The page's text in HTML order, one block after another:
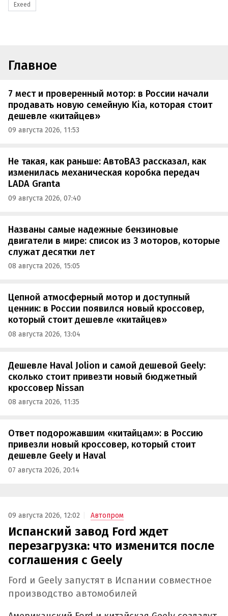
Exeed
Главное
7 мест и проверенный мотор: в России начали
продавать новую семейную Kia, которая стоит
дешевле «китайцев»
09 августа 2026, 11:53
Не такая, как раньше: АвтоВАЗ рассказал, как
изменилась механическая коробка передач
LADA Granta
09 августа 2026, 07:40
Названы самые надежные бензиновые
двигатели в мире: список из 3 моторов, которые
служат десятки лет
08 августа 2026, 15:05
Цепной атмосферный мотор и доступный
ценник: в России появился новый кроссовер,
который стоит дешевле «китайцев»
08 августа 2026, 13:04
Дешевле Haval Jolion и самой дешевой Geely:
сколько стоит привезти новый бюджетный
кроссовер Nissan
08 августа 2026, 11:35
Ответ подорожавшим «китайцам»: в Россию
привезли новый кроссовер, который стоит
дешевле Geely и Haval
07 августа 2026, 20:14
09 августа 2026, 12:02 Автопром
Испанский завод Ford ждет
перезагрузка: что изменится после
соглашения с Geely
Ford и Geely запустят в Испании совместное
производство автомобилей